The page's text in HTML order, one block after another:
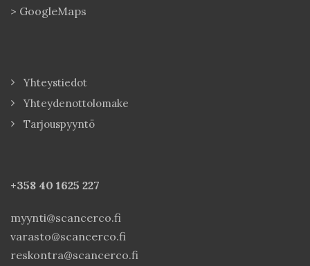
> GoogleMaps
Yhteystiedot
Yhteydenottolomake
Tarjouspyyntö
+358 40 1625 227
myynti@scancerco.fi
varasto@scancerco.fi
reskontra@scancerco.fi